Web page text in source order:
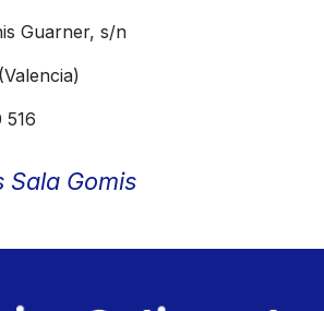
Guarner, s/n
516
Sala Gomis